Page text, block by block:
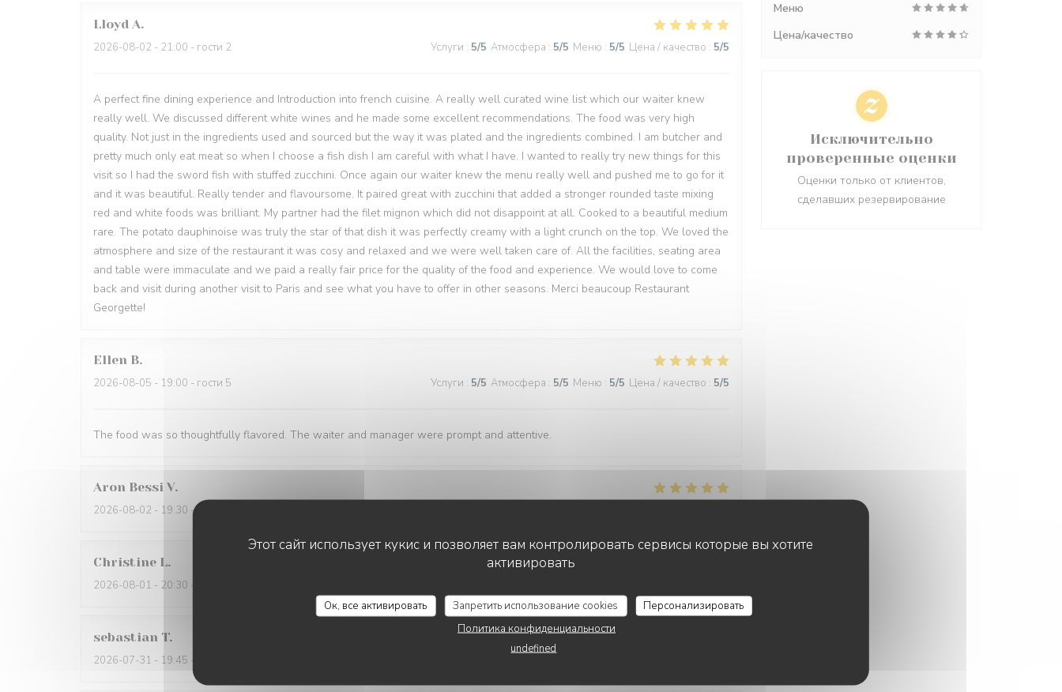
Этот сайт использует кукис и позволяет вам контролировать сервисы которые вы хотите
активировать
Ок, все активировать Запретить использование cookies
Персонализировать
Политика конфиденциальности
undefined
Lloyd A
2026-08-02 - 21:00 - гости 2 Услуги : 5/5 Атмосфера : 5/5 Меню : 5/5 Цена / качество : 5/5
A perfect fine dining experience and Introduction into french cuisine. A really well curated wine list which our waiter knew
really well. We discussed different white wines and he made some excellent recommendations. The food was very high
quality. Not just in the ingredients used and sourced but the way it was plated and the ingredients combined. I am butcher and
pretty much only eat meat so when I choose a fish dish I am careful with what I have. I wanted to really try new things for this
visit so I had the sword fish with stuffed zucchini. Once again our waiter knew the menu really well and pushed me to go for it
and it was beautiful. Really tender and flavoursome. It paired great with zucchini that added a stronger rounded taste mixing
red and white foods was brilliant. My partner had the filet mignon which did not disappoint at all. Cooked to a beautiful medium
rare. The potato dauphinoise was truly the star of that dish it was perfectly creamy with a light crunch on the top. We loved the
atmosphere and size of the restaurant it was cosy and relaxed and we were well taken care of. All the facilities, seating area
and table were immaculate and we paid a really fair price for the quality of the food and experience. We would love to come
back and visit during another visit to Paris and see what you have to offer in other seasons. Merci beaucoup Restaurant
Georgette!
Ellen B
2026-08-05 - 19:00 - гости 5 Услуги : 5/5 Атмосфера : 5/5 Меню : 5/5 Цена / качество : 5/5
The food was so thoughtfully flavored. The waiter and manager were prompt and attentive.
Aron Bessi V
2026-08-02 - 19:30 - гости 2
Christine L
2026-08-01 - 20:30 - гости 5
sebastian T
2026-07-31 - 19:45 - гости 2
Меню
Цена/качество
Исключительно
проверенные оценки
Оценки только от клиентов,
сделавших резервирование